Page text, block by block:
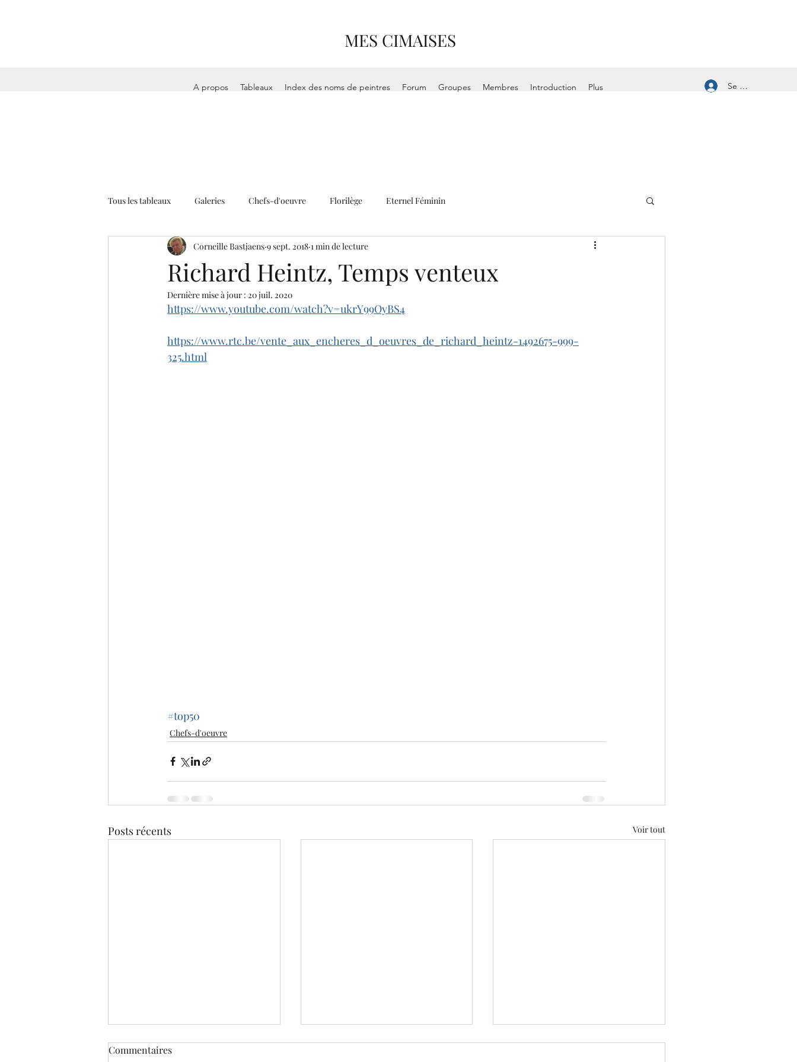
MES CIMAISES
A propos Tableaux Index des noms de peintres Forum Groupes Membres Introduction Plus Se connecter
Tous les tableaux Galeries Chefs-d'oeuvre Florilège Eternel Féminin
Richard Heintz, Temps venteux
Corneille Bastjaens 9 sept. 2018 1 min de lecture
Dernière mise à jour : 20 juil. 2020
https://www.youtube.com/watch?v=ukrY99OyBS4
https://www.rtc.be/vente_aux_encheres_d_oeuvres_de_richard_heintz-1492675-999-
325.html
#top50
Chefs-d'oeuvre
Posts récents Voir tout
Commentaires